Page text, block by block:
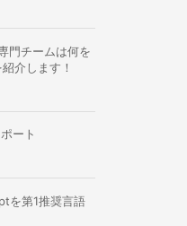
門チームは何を
介します！
ート
を第1推奨言語